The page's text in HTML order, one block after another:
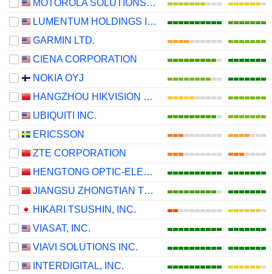
MOTOROLA SOLUTIONS, INC.
LUMENTUM HOLDINGS INC.
GARMIN LTD.
CIENA CORPORATION
NOKIA OYJ
HANGZHOU HIKVISION DIGITAL TECHNOLOGY CO., LTD.
UBIQUITI INC.
ERICSSON
ZTE CORPORATION
HENGTONG OPTIC-ELECTRIC CO., LTD.
JIANGSU ZHONGTIAN TECHNOLOGY CO., LTD.
HIKARI TSUSHIN, INC.
VIASAT, INC.
VIAVI SOLUTIONS INC.
INTERDIGITAL, INC.